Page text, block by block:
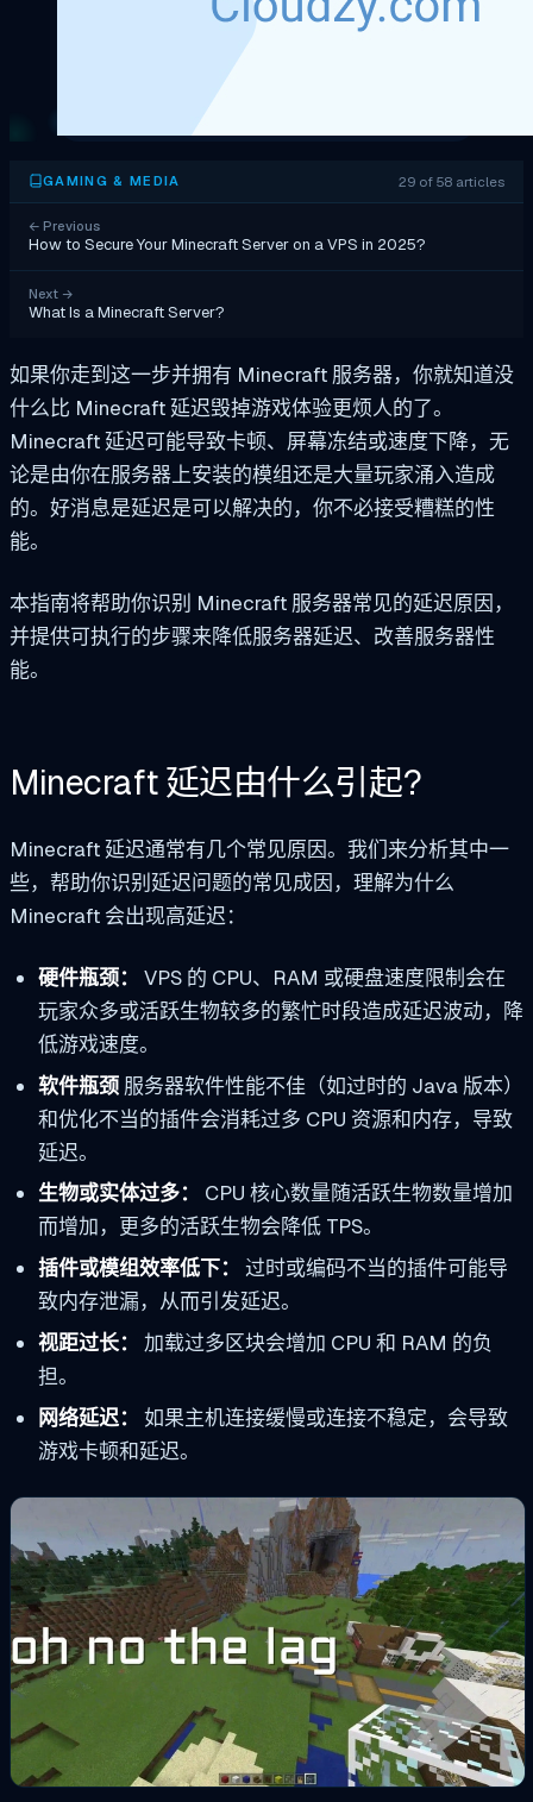
GAMING & MEDIA 29 of 58 articles
← Previous
How to Secure Your Minecraft Server on a VPS in 2025?
Next →
What Is a Minecraft Server?
如果你走到这一步并拥有 Minecraft 服务器，你就知道没
什么比 Minecraft 延迟毁掉游戏体验更烦人的了。
Minecraft 延迟可能导致卡顿、屏幕冻结或速度下降，无
论是由你在服务器上安装的模组还是大量玩家涌入造成
的。好消息是延迟是可以解决的，你不必接受糟糕的性
能。
本指南将帮助你识别 Minecraft 服务器常见的延迟原因，
并提供可执行的步骤来降低服务器延迟、改善服务器性
能。
Minecraft 延迟由什么引起?
Minecraft 延迟通常有几个常见原因。我们来分析其中一
些，帮助你识别延迟问题的常见成因，理解为什么
Minecraft 会出现高延迟：
硬件瓶颈：
VPS 的 CPU、RAM 或硬盘速度限制会在
玩家众多或活跃生物较多的繁忙时段造成延迟波动，降
低游戏速度。
软件瓶颈服务器软件性能不佳（如过时的 Java 版本）
和优化不当的插件会消耗过多 CPU 资源和内存，导致
延迟。
生物或实体过多：
CPU 核心数量随活跃生物数量增加
而增加，更多的活跃生物会降低 TPS。
插件或模组效率低下：
过时或编码不当的插件可能导
致内存泄漏，从而引发延迟。
视距过长：
加载过多区块会增加 CPU 和 RAM 的负
担。
网络延迟：
如果主机连接缓慢或连接不稳定，会导致
游戏卡顿和延迟。